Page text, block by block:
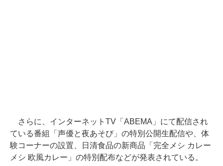
さらに、インターネットTV「ABEMA」にて配信され
ている番組「声優と夜あそび」の特別公開生配信や、体
験コーナーの設置、日清食品の新商品「完全メシ カレー
メシ 欧風カレー」の特別配布などが発表されている。